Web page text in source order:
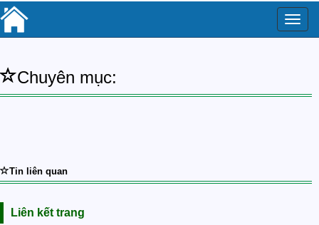
Toggle
Chuyên mục:
Tin liên quan
Liên kết trang